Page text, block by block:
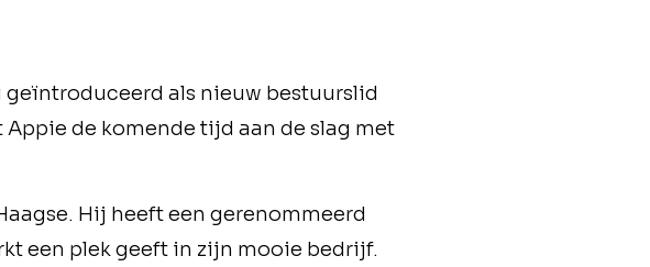
als nieuw bestuurslid
Appie de komende tijd aan de slag met
Hij heeft een gerenommeerd
een plek geeft in zijn mooie bedrijf.